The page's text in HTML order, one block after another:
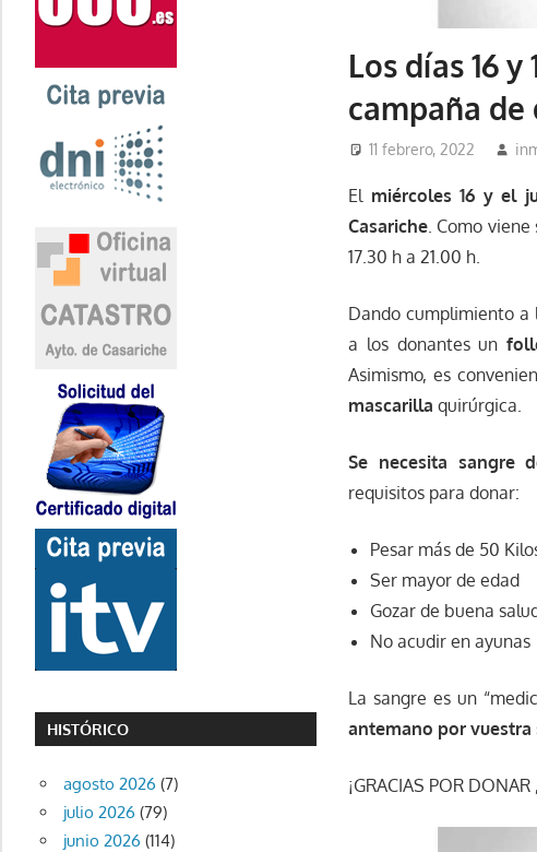
Los días 16
campaña de
11 febrero, 2022
El miércoles 16 y el
Casariche. Como
17.30 h a 21.00 h.
Dando cumplimiento a
a los donantes un
Asimismo, es
mascarilla quirúrgica.
Se necesita sangre
requisitos para donar:
Pesar más de 50
Ser mayor de edad
Gozar de buena
No acudir en ayunas
La sangre es un
antemano por vuestra
¡GRACIAS POR
HISTÓRICO
agosto 2026 (7)
julio 2026 (79)
junio 2026 (114)